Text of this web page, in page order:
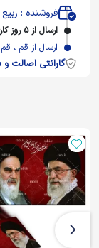
فروشنده : ربیع
ارسال از 5 روز کاری دیگر
ارسال از قم ، قم
گارانتی اصالت